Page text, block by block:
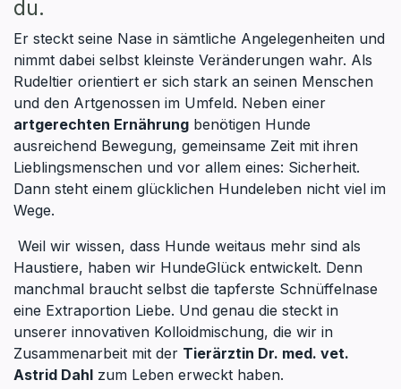
du.
Er steckt seine Nase in sämtliche Angelegenheiten und
nimmt dabei selbst kleinste Veränderungen wahr. Als
Rudeltier orientiert er sich stark an seinen Menschen
und den Artgenossen im Umfeld. Neben einer
artgerechten Ernährung benötigen Hunde
ausreichend Bewegung, gemeinsame Zeit mit ihren
Lieblingsmenschen und vor allem eines: Sicherheit.
Dann steht einem glücklichen Hundeleben nicht viel im
Wege.
Weil wir wissen, dass Hunde weitaus mehr sind als
Haustiere, haben wir HundeGlück entwickelt. Denn
manchmal braucht selbst die tapferste Schnüffelnase
eine Extraportion Liebe. Und genau die steckt in
unserer innovativen Kolloidmischung, die wir in
Zusammenarbeit mit der Tierärztin Dr. med. vet.
Astrid Dahl zum Leben erweckt haben.